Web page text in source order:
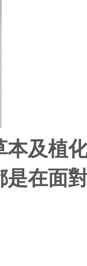
及植
在面